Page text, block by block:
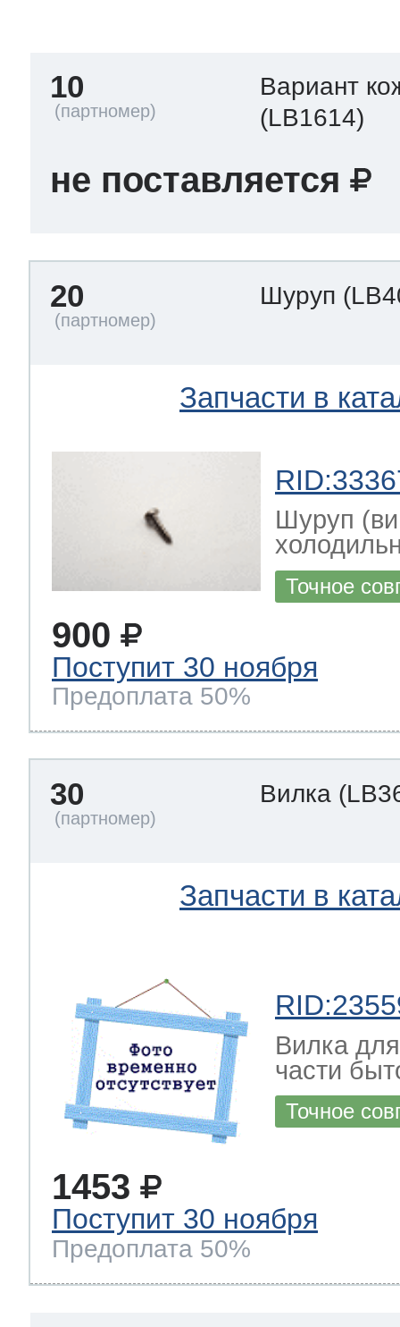
морозилок
холод.камер
10
Вариант
(LB1614)
не поставляется
20 Шуруп
Запчасти в
Шуруп
Точное
900
Поступит 30 ноября
Предоплата 50%
30 Вилка
Запчасти в
Вилка
части
Точное
1453
Поступит 30 ноября
Предоплата 50%